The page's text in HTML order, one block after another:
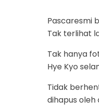
Pascaresmi
Tak terlihat
Tak hanya
Hye Kyo
Tidak
dihapus